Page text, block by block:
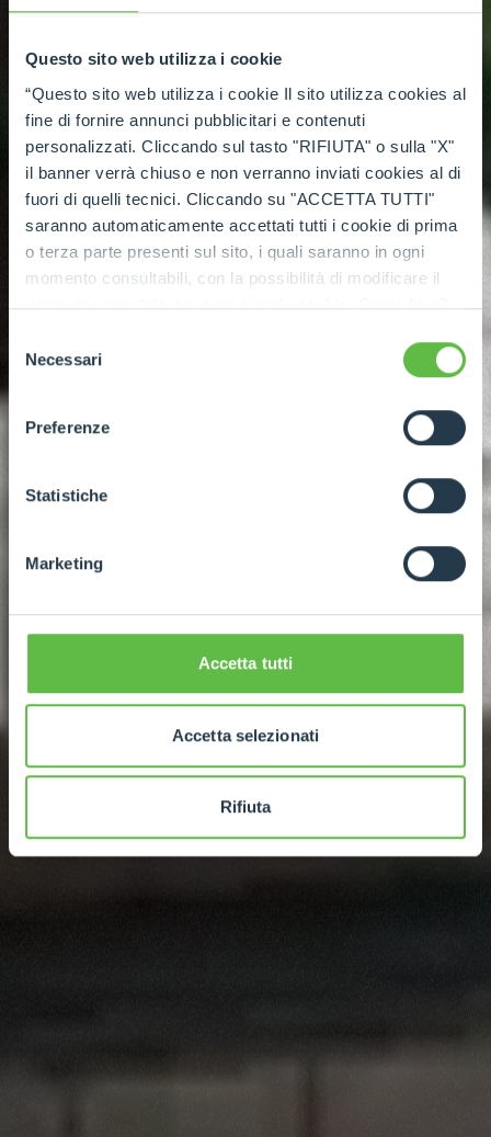
Questo sito web utilizza i cookie
“Questo sito web utilizza i cookie Il sito utilizza cookies al
fine di fornire annunci pubblicitari e contenuti
personalizzati. Cliccando sul tasto "RIFIUTA" o sulla "X"
il banner verrà chiuso e non verranno inviati cookies al di
fuori di quelli tecnici. Cliccando su "ACCETTA TUTTI"
saranno automaticamente accettati tutti i cookie di prima
o terza parte presenti sul sito, i quali saranno in ogni
momento consultabili, con la possibilità di modificare il
consenso prestato per ogni singolo cookie. Come fare?
ogni pagina, selezionare "Modifichi il suo consenso" e
dell'informativa completa nel footer presente in ogni
pagina. Per esercitare i diritti riconosciuti all'interessato ai
GDPR abbiamo predisposto una
apposita procedura.
del
consenso
Necessari
Preferenze
Statistiche
Marketing
Accetta tutti
Accetta selezionati
Rifiuta